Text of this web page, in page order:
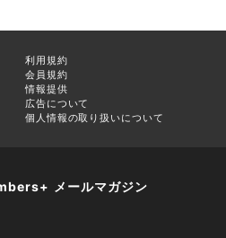
利用規約
会員規約
情報提供
広告について
個人情報の取り扱いについて
メールマガジン